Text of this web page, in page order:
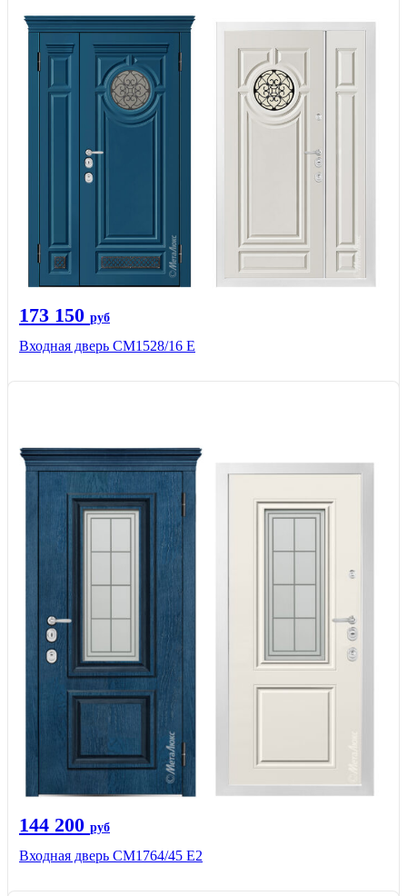
173 150 руб
Входная дверь СМ1528/16 Е
144 200 руб
Входная дверь СМ1764/45 Е2